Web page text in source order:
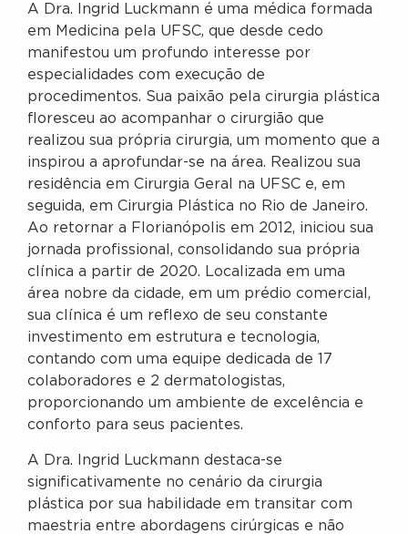
A Dra. Ingrid Luckmann é uma médica formada
em Medicina pela UFSC, que desde cedo
manifestou um profundo interesse por
especialidades com execução de
procedimentos. Sua paixão pela cirurgia plástica
floresceu ao acompanhar o cirurgião que
realizou sua própria cirurgia, um momento que a
inspirou a aprofundar-se na área. Realizou sua
residência em Cirurgia Geral na UFSC e, em
seguida, em Cirurgia Plástica no Rio de Janeiro.
Ao retornar a Florianópolis em 2012, iniciou sua
jornada profissional, consolidando sua própria
clínica a partir de 2020. Localizada em uma
área nobre da cidade, em um prédio comercial,
sua clínica é um reflexo de seu constante
investimento em estrutura e tecnologia,
contando com uma equipe dedicada de 17
colaboradores e 2 dermatologistas,
proporcionando um ambiente de excelência e
conforto para seus pacientes.
A Dra. Ingrid Luckmann destaca-se
significativamente no cenário da cirurgia
plástica por sua habilidade em transitar com
maestria entre abordagens cirúrgicas e não